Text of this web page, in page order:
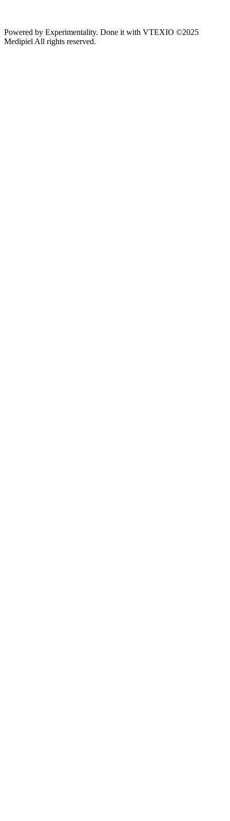
Powered by Experimentality. Done it with VTEXIO ©2025
Medipiel All rights reserved.